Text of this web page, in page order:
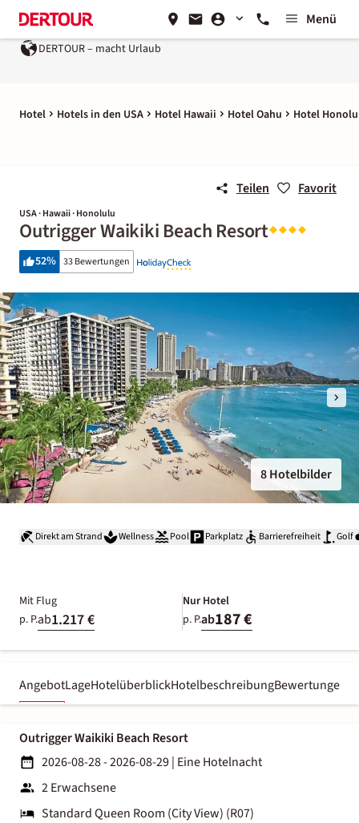
Menü
– macht Urlaub Ein Unternehmen der
Hotel Hotels in den USA Hotel Hawaii Hotel Oahu Hotel
Teilen Favorit
USA · Hawaii · Honolulu
Outrigger Waikiki Beach Resort
52% 33 Bewertungen
8 Hotelbilder
Direkt am Strand Wellness Pool Parkplatz Barrierefreiheit Golf
Mit Flug
p. P.ab1.217 €
Nur Hotel
p. P.ab187 €
AngebotLageHotelüberblickHotelbeschreibungBewertungen
Outrigger Waikiki Beach Resort
2026-08-28 - 2026-08-29| Eine Hotelnacht
2 Erwachsene
Standard Queen Room (City View) (R07)